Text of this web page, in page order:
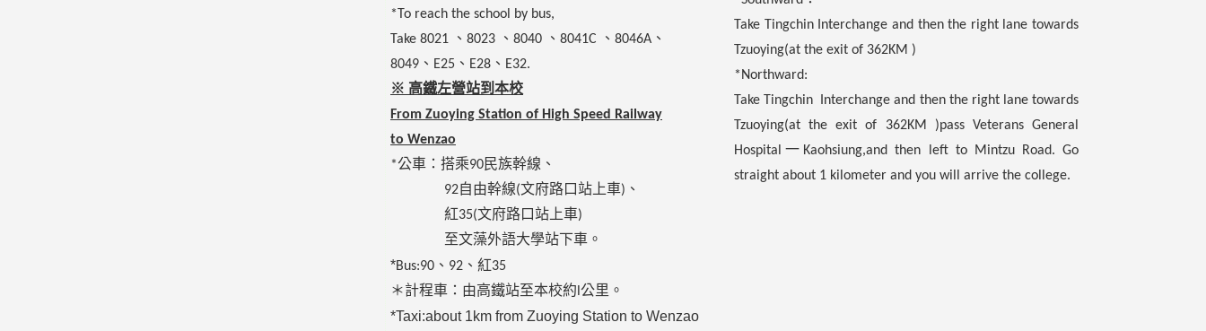
*To reach the school by bus,
Take 8021
、 8023 、 8040 、 8041C 、8046A、
8049、E25、E28、E32.
※ 高鐵左營站到本校
From Zuoying Station of High Speed Railway
to Wenzao
*公車：搭乘90民族幹線、
92自由幹線(文府路口站上車)、
紅35(文府路口站上車)
至文藻外語大學站下車。
*Bus:90、92、紅35
＊計程車：由高鐵站至本校約 公里。
*Taxi:about 1km from Zuoying Station to Wenzao
Take Tingchin Interchange and then the right lane towards
Tzuoying(at the exit of 362KM )
*Northward:
Take Tingchin Interchange and then the right lane towards
Tzuoying(at the exit of 362KM )pass Veterans General
Hospital 一 Kaohsiung,and then left to Mintzu Road. Go
straight about 1 kilometer and you will arrive the college.